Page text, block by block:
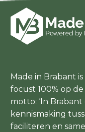
Made in Brabant
focust 100% op
motto: ‘In Brabant
kennismaking
faciliteren en